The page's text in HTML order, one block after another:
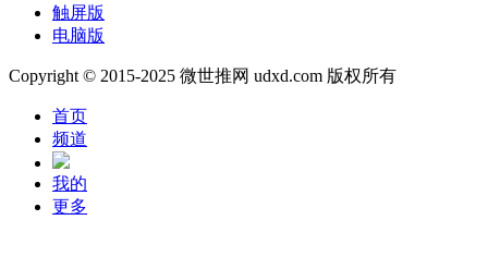
触屏版
电脑版
Copyright © 2015-2025 微世推网 udxd.com 版权所有
首页
频道
我的
更多